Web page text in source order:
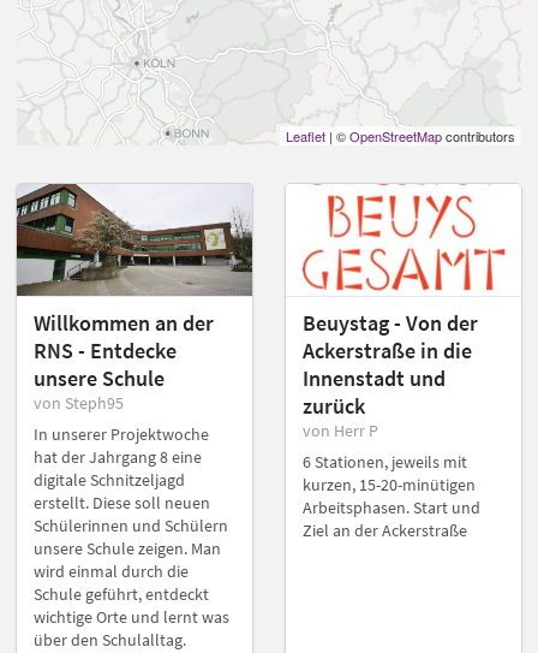
Leaflet | ©OpenStreetMapcontributors
Willkommen an der
RNS - Entdecke
unsere Schule
von Steph95
In unserer Projektwoche
hat der Jahrgang 8 eine
digitale Schnitzeljagd
erstellt. Diese soll neuen
Schülerinnen und Schülern
unsere Schule zeigen. Man
wird einmal durch die
Schule geführt, entdeckt
wichtige Orte und lernt was
über den Schulalltag.
Beuystag - Von der
Ackerstraße in die
Innenstadt und
zurück
von Herr P
6 Stationen, jeweils mit
kurzen, 15-20-minütigen
Arbeitsphasen. Start und
Ziel an der Ackerstraße